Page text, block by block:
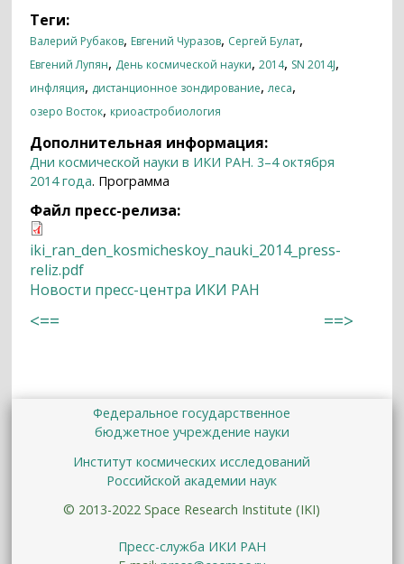
Теги:
Валерий Рубаков, Евгений Чуразов, Сергей Булат,
Евгений Лупян, День космической науки,2014, SN 2014J,
инфляция, дистанционное зондирование,леса,
озеро Восток, криоастробиология
Дополнительная информация:
Дни космической науки в ИКИ РАН. 3–4 октября
2014 года. Программа
Файл пресс-релиза:
iki_ran_den_kosmicheskoy_nauki_2014_press-
reliz.pdf
Новости пресс-центра ИКИ РАН
<== ==>
Федеральное государственное
бюджетное учреждение науки
Институт космических исследований
Российской академии наук
© 2013-2022 Space Research Institute (IKI)
Пресс-служба ИКИ РАН